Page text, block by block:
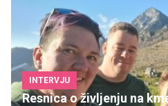
INTERVJU
Resnica o življenju na